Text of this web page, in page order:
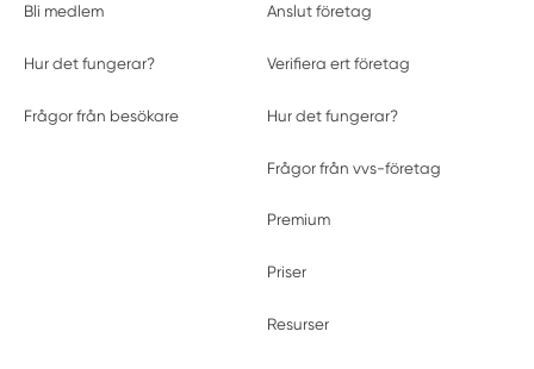
Bli medlem
Hur det fungerar?
Frågor från besökare
Anslut företag
Verifiera ert företag
Hur det fungerar?
Frågor från vvs-företag
Premium
Priser
Resurser